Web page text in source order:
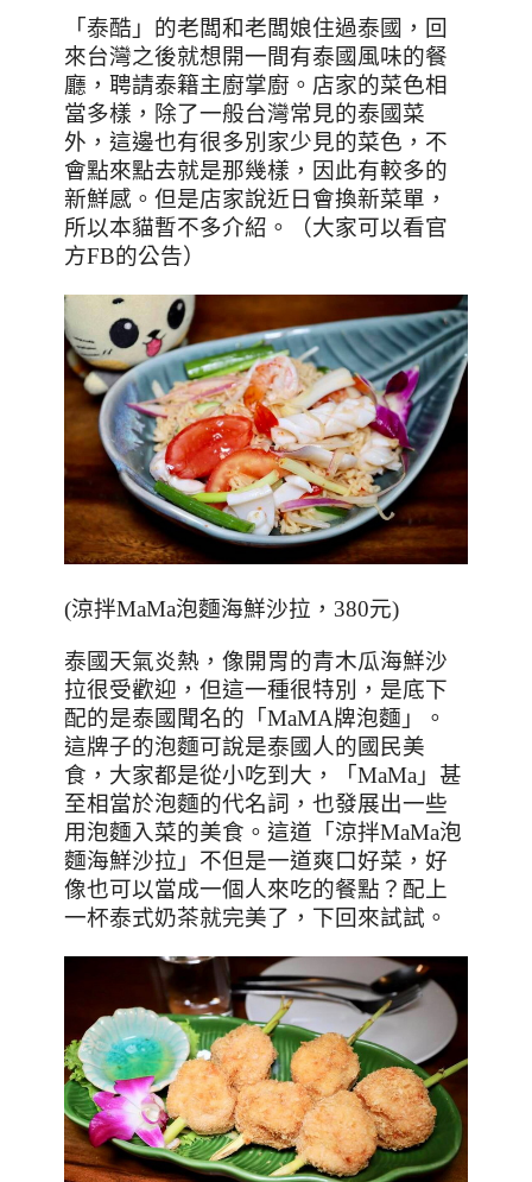
「泰酷」的老闆和老闆娘住過泰國，回
來台灣之後就想開一間有泰國風味的餐
廳，聘請泰籍主廚掌廚。店家的菜色相
當多樣，除了一般台灣常見的泰國菜
外，這邊也有很多別家少見的菜色，不
會點來點去就是那幾樣，因此有較多的
新鮮感。但是店家說近日會換新菜單，
所以本貓暫不多介紹。（大家可以看官
方FB的公告）
(涼拌MaMa泡麵海鮮沙拉， 380元)
泰國天氣炎熱，像開胃的青木瓜海鮮沙
拉很受歡迎，但這一種很特別，是底下
配的是泰國聞名的「MaMA牌泡麵」。
這牌子的泡麵可說是泰國人的國民美
食，大家都是從小吃到大，「MaMa 」甚
至相當於泡麵的代名詞，也發展出一些
用泡麵入菜的美食。這道「涼拌MaMa泡
麵海鮮沙拉」不但是一道爽口好菜，好
像也可以當成一個人來吃的餐點？配上
一杯泰式奶茶就完美了，下回來試試。